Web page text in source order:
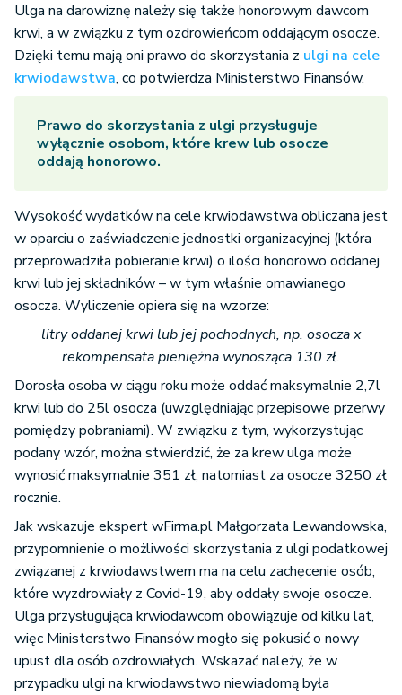
Ulga na darowiznę należy się także honorowym dawcom
krwi, a w związku z tym ozdrowieńcom oddającym osocze.
Dzięki temu mają oni prawo do skorzystania z ulgi na cele
krwiodawstwa, co potwierdza Ministerstwo Finansów.
Prawo do skorzystania z ulgi przysługuje
wyłącznie osobom, które krew lub osocze
oddają honorowo.
Wysokość wydatków na cele krwiodawstwa obliczana jest
w oparciu o zaświadczenie jednostki organizacyjnej (która
przeprowadziła pobieranie krwi) o ilości honorowo oddanej
krwi lub jej składników – w tym właśnie omawianego
osocza. Wyliczenie opiera się na wzorze:
litry oddanej krwi lub jej pochodnych, np. osocza x
rekompensata pieniężna wynosząca 130 zł.
Dorosła osoba w ciągu roku może oddać maksymalnie 2,7l
krwi lub do 25l osocza (uwzględniając przepisowe przerwy
pomiędzy pobraniami). W związku z tym, wykorzystując
podany wzór, można stwierdzić, że za krew ulga może
wynosić maksymalnie 351 zł, natomiast za osocze 3250 zł
rocznie.
Jak wskazuje ekspert wFirma.pl Małgorzata Lewandowska,
przypomnienie o możliwości skorzystania z ulgi podatkowej
związanej z krwiodawstwem ma na celu zachęcenie osób,
które wyzdrowiały z Covid-19, aby oddały swoje osocze.
Ulga przysługująca krwiodawcom obowiązuje od kilku lat,
więc Ministerstwo Finansów mogło się pokusić o nowy
upust dla osób ozdrowiałych. Wskazać należy, że w
przypadku ulgi na krwiodawstwo niewiadomą była